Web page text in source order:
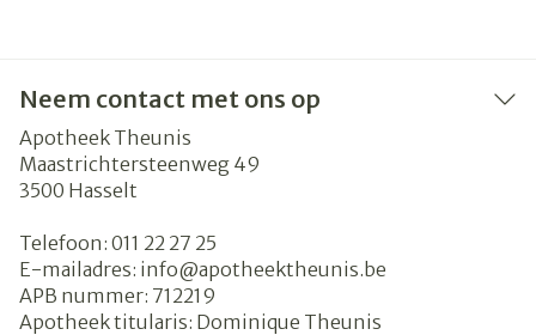
Neem contact met ons op
Apotheek Theunis
Maastrichtersteenweg 49
3500 Hasselt
Telefoon: 011 22 27 25
E-mailadres: info@apotheektheunis.be
APB nummer: 712219
Apotheek titularis: Dominique Theunis